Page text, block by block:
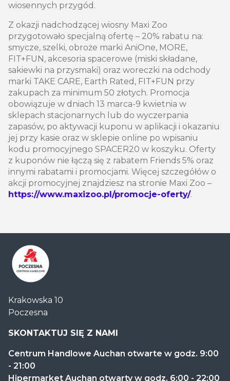
wiosennych przygód.
Z okazji nadchodzącej wiosny Maxi Zoo
przygotowało specjalną ofertę – 20% rabatu na:
smycze, szelki, obroże marki AniOne, MORE,
FIT+FUN, akcesoria spacerowe (miski składane,
sakiewki na przysmaki) oraz woreczki na odchody
marki TAKE CARE, Earth Rated, FIT+FUN przy
zakupach za minimum 50 złotych. Promocja
obowiązuje w dniach 13 marca-9 kwietnia w
sklepach stacjonarnych lub do wyczerpania
zapasów, po aktywacji kuponu w aplikacji i okazaniu
jej przy kasie oraz w sklepie online po wpisaniu
kodu promocyjnego SPACER20 w koszyku. Oferty
z kuponów nie łączą się z rabatem Friends 5% oraz
innymi rabatami i promocjami. Więcej szczegółów o
akcji promocyjnej znajdziesz na stronie Maxi Zoo –
https://www.maxizoo.pl/promocje-oferty/.
Handlowe
Auchan
Częstochowa
Krakowska 10
Poczesna
SKONTAKTUJ SIĘ Z NAMI
Centrum Handlowe Auchan otwarte w godz. 9:00
- 21:00
Hipermarket Auchan otwarty w godz. 6:00 - 22:00